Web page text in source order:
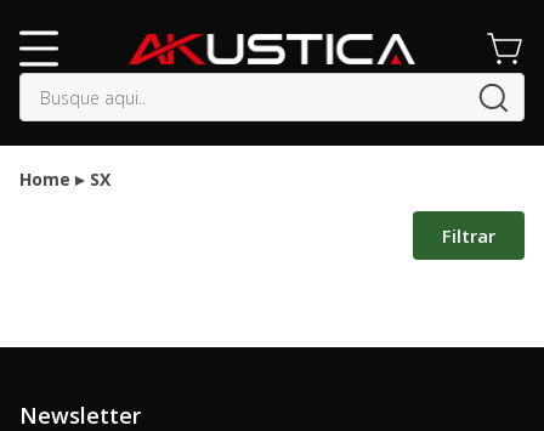
buscar
Home SX
Filtrar
Newsletter